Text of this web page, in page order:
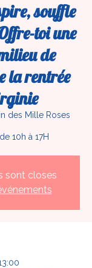
souffle
toi une
de
la rentrée
des Mille Roses
10h à 17H
sont closes